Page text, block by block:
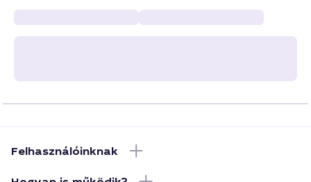
Felhasználóinknak